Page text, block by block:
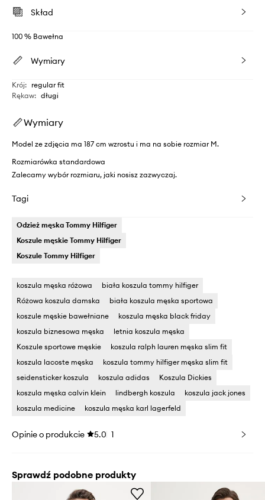
Skład
100 % Bawełna
Wymiary
Krój: regular fit
Rękaw: długi
Wymiary
Model ze zdjęcia ma 187 cm wzrostu i ma na sobie rozmiar M.
Rozmiarówka standardowa
Zalecamy wybór rozmiaru, jaki nosisz zazwyczaj.
Tagi
Odzież męska Tommy Hilfiger
Koszule męskie Tommy Hilfiger
Koszule Tommy Hilfiger
koszula męska różowa
biała koszula tommy hilfiger
Różowa koszula damska
biała koszula męska sportowa
koszule męskie bawełniane
koszula męska black friday
koszula biznesowa męska
letnia koszula męska
Koszule sportowe męskie
koszula ralph lauren męska slim fit
koszula lacoste męska
koszula tommy hilfiger męska slim fit
seidensticker koszula
koszula adidas
Koszula Dickies
koszula męska calvin klein
lindbergh koszula
koszula jack jones
koszula medicine
koszula męska karl lagerfeld
Opinie o produkcie 5.0 1
Sprawdź podobne produkty